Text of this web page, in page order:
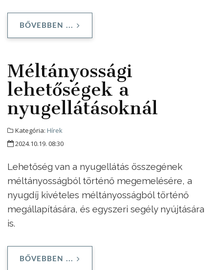
BŐVEBBEN ...
Méltányossági
lehetőségek a
nyugellátásoknál
Kategória: Hírek
2024.10.19. 08:30
Lehetőség van a nyugellátás összegének
méltányosságból történő megemelésére, a
nyugdíj kivételes méltányosságból történő
megállapítására, és egyszeri segély nyújtására
is.
BŐVEBBEN ...